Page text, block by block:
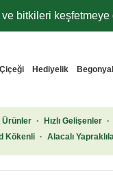
bitkileri
Hediyelik
Ürünler · Hızlı Gelişenler ·
Kökenli · Alacalı